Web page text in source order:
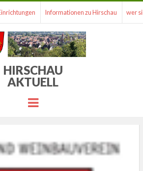
Informationen zu Hirschau wer
HIRSCHAU
AKTUELL
Menu